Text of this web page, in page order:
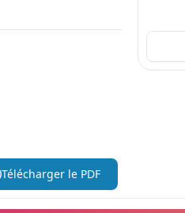
Télécharger le PDF